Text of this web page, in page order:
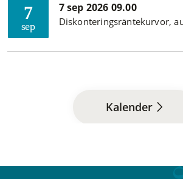
7
sep
7 sep 2026 09.00
Diskonteringsräntekurvor,
Kalender